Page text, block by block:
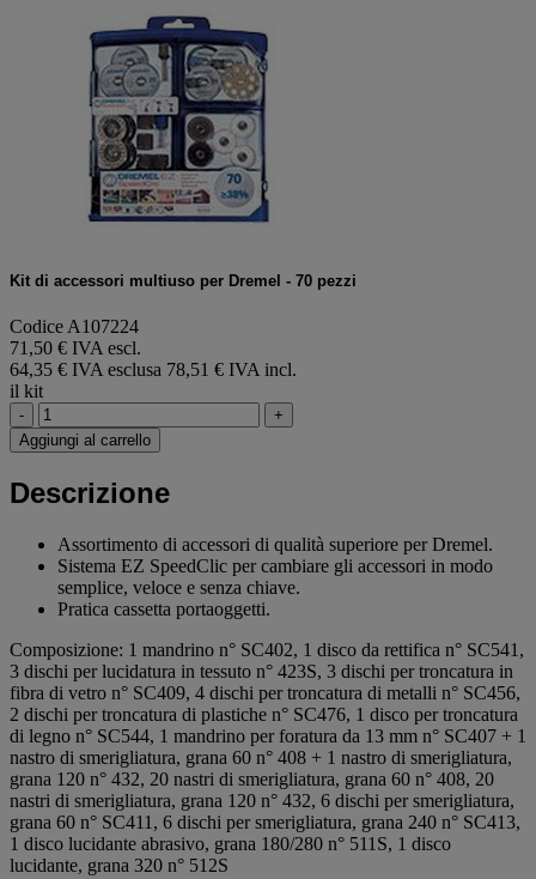
Kit di accessori multiuso per Dremel - 70 pezzi
Codice A107224
71,50 € IVA escl.
64,35 € IVA esclusa 78,51 € IVA incl.
il kit
-
+
Aggiungi al carrello
Descrizione
Assortimento di accessori di qualità superiore per Dremel.
Sistema EZ SpeedClic per cambiare gli accessori in modo
semplice, veloce e senza chiave.
Pratica cassetta portaoggetti.
Composizione: 1 mandrino n° SC402, 1 disco da rettifica n° SC541,
3 dischi per lucidatura in tessuto n° 423S, 3 dischi per troncatura in
fibra di vetro n° SC409, 4 dischi per troncatura di metalli n° SC456,
2 dischi per troncatura di plastiche n° SC476, 1 disco per troncatura
di legno n° SC544, 1 mandrino per foratura da 13 mm n° SC407 + 1
nastro di smerigliatura, grana 60 n° 408 + 1 nastro di smerigliatura,
grana 120 n° 432, 20 nastri di smerigliatura, grana 60 n° 408, 20
nastri di smerigliatura, grana 120 n° 432, 6 dischi per smerigliatura,
grana 60 n° SC411, 6 dischi per smerigliatura, grana 240 n° SC413,
1 disco lucidante abrasivo, grana 180/280 n° 511S, 1 disco
lucidante, grana 320 n° 512S